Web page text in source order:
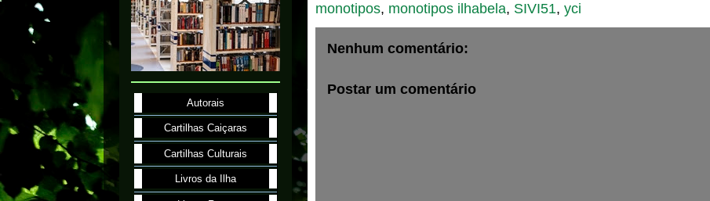
monotipos, monotipos ilhabela, SIVI51, yci
Nenhum comentário:
Postar um comentário
Autorais
Cartilhas Caiçaras
Cartilhas Culturais
Livros da Ilha